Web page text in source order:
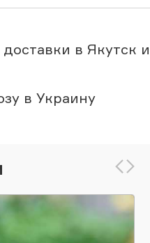
в Якутск и
в Украину